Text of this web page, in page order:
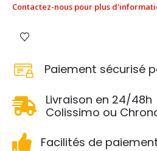
Contactez-nous pour plus
Paiement sécurisé
Livraison en 24/48h
Colissimo ou
Facilités de